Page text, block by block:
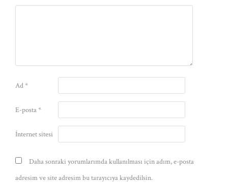
Ad*
E-posta*
İnternet sitesi
Daha sonraki yorumlarımda kullanılması için adım, e-posta
adresim ve site adresim bu tarayıcıya kaydedilsin.